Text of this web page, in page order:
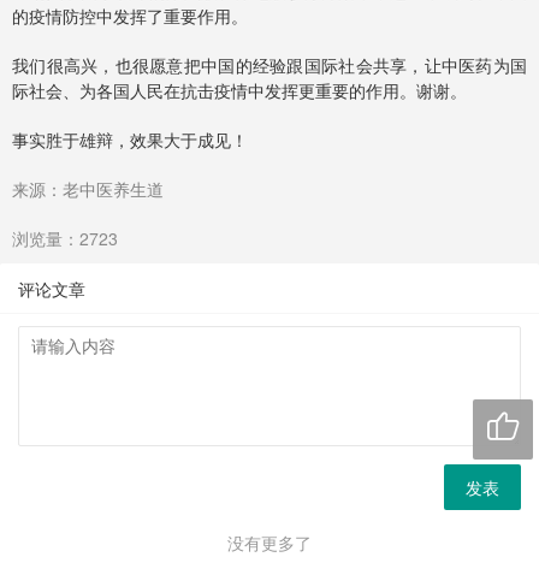
的疫情防控中发挥了重要作用。
我们很高兴，也很愿意把中国的经验跟国际社会共享，让中医药为国
际社会、为各国人民在抗击疫情中发挥更重要的作用。谢谢。
事实胜于雄辩，效果大于成见！
来源：老中医养生道
浏览量：2723
评论文章
发表
没有更多了
